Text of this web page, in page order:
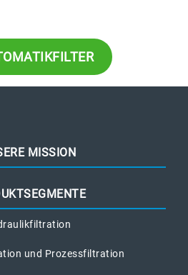
MISSION
und Prozessfiltration